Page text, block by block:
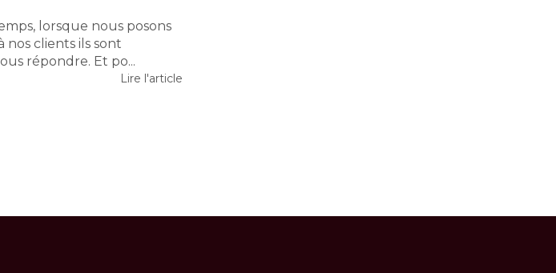
lorsque nous posons
clients ils sont
répondre. Et po...
Lire l'article